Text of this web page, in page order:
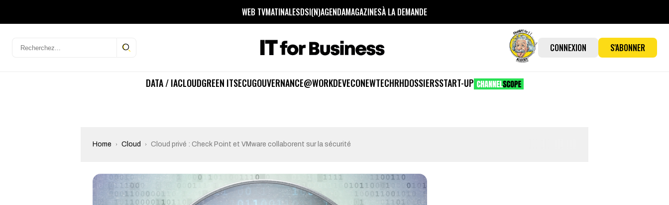
WEB TVMATINALESDSI(N)AGENDAMAGAZINESÀ LA DEMANDE
CONNEXION S'ABONNER
DATA / IACLOUDGREEN ITSECUGOUVERNANCE@WORKDEVECONEWTECHRHDOSSIERSSTART-UP
Home Cloud Cloud privé : Check Point et VMware collaborent sur la sécurité